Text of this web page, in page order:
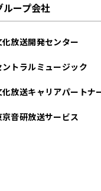
ループ会社
化放送開発センター
ントラルミュージック
化放送キャリアパートナ
京音研放送サービス